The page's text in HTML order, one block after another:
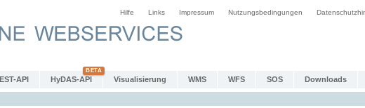
Hilfe Links Impressum Nutzungsbedingungen
API HyDAS-API Visualisierung WMS WFS SOS Downloads